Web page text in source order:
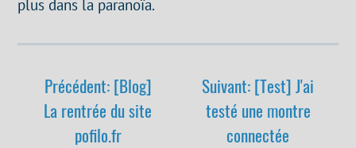
plus dans la paranoïa.
Précédent: [Blog]
La rentrée du site
pofilo.fr
Suivant: [Test] J'ai
testé une montre
connectée